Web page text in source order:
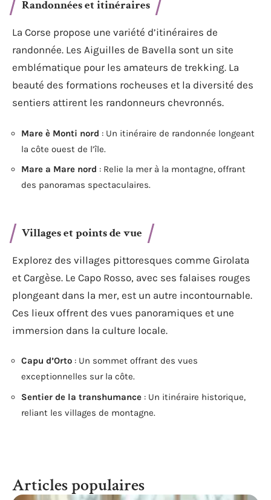
Randonnées et itinéraires
La Corse propose une variété d’itinéraires de
randonnée. Les Aiguilles de Bavella sont un site
emblématique pour les amateurs de trekking. La
beauté des formations rocheuses et la diversité des
sentiers attirent les randonneurs chevronnés.
Mare è Monti nord : Un itinéraire de randonnée longeant
la côte ouest de l’île.
Mare a Mare nord : Relie la mer à la montagne, offrant
des panoramas spectaculaires.
Villages et points de vue
Explorez des villages pittoresques comme Girolata
et Cargèse. Le Capo Rosso, avec ses falaises rouges
plongeant dans la mer, est un autre incontournable.
Ces lieux offrent des vues panoramiques et une
immersion dans la culture locale.
Capu d’Orto : Un sommet offrant des vues
exceptionnelles sur la côte.
Sentier de la transhumance : Un itinéraire historique,
reliant les villages de montagne.
Articles populaires